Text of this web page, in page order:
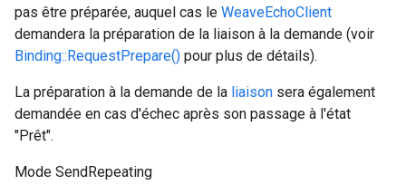
pas être préparée, auquel cas le WeaveEchoClient
demandera la préparation de la liaison à la demande (voir
Binding::RequestPrepare() pour plus de détails).
La préparation à la demande de la liaison sera également
demandée en cas d'échec après son passage à l'état
"Prêt".
Mode SendRepeating